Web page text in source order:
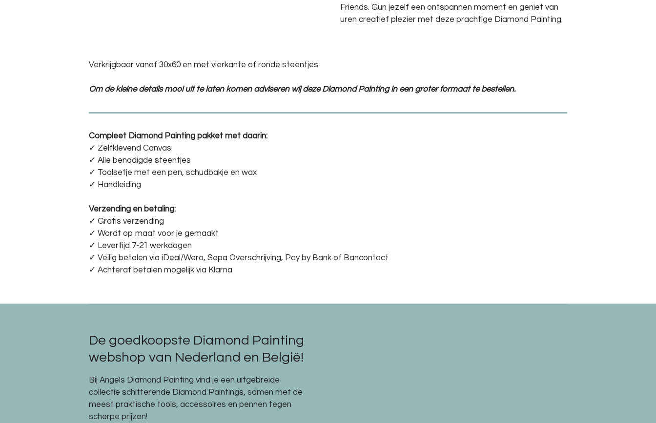
Friends. Gun jezelf een ontspannen moment en geniet van
uren creatief plezier met deze prachtige Diamond Painting.
Verkrijgbaar vanaf 30x60 en met vierkante of ronde steentjes.
Om de kleine details mooi uit te laten komen adviseren wij deze Diamond Painting in een groter formaat te bestellen.
Compleet Diamond Painting pakket met daarin:
✓ Zelfklevend Canvas
✓ Alle benodigde steentjes
✓ Toolsetje met een pen, schudbakje en wax
✓ Handleiding
Verzending en betaling:
✓ Gratis verzending
✓ Wordt op maat voor je gemaakt
✓ Levertijd 7-21 werkdagen
✓ Veilig betalen via iDeal/Wero, Sepa Overschrijving, Pay by Bank of Bancontact
✓ Achteraf betalen mogelijk via Klarna
De goedkoopste Diamond Painting
webshop van Nederland en België!
Bij Angels Diamond Painting vind je een uitgebreide
collectie schitterende Diamond Paintings, samen met de
meest praktische tools, accessoires en pennen tegen
scherpe prijzen!